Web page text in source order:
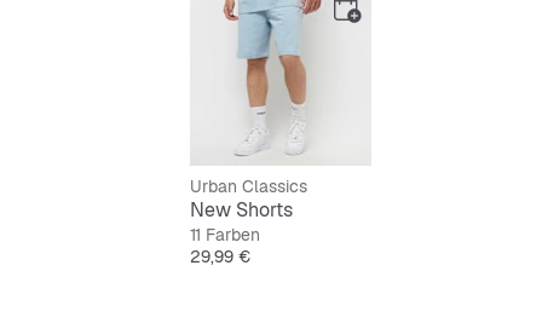
Urban Classics
New Shorts
11 Farben
Preis
29,99 €